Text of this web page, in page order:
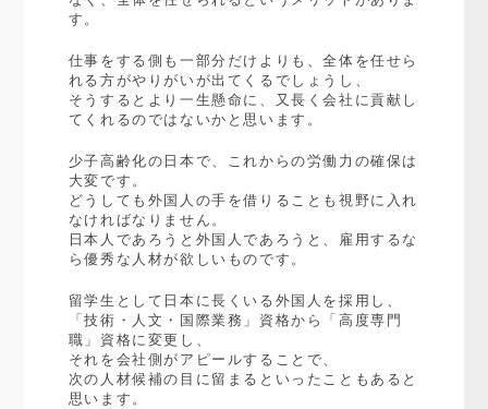
す。
仕事をする側も一部分だけよりも、全体を任せら
れる方がやりがいが出てくるでしょうし、
そうするとより一生懸命に、又長く会社に貢献し
てくれるのではないかと思います。
少子高齢化の日本で、これからの労働力の確保は
大変です。
どうしても外国人の手を借りることも視野に入れ
なければなりません。
日本人であろうと外国人であろうと、雇用するな
ら優秀な人材が欲しいものです。
留学生として日本に長くいる外国人を採用し、
「技術・人文・国際業務」資格から「高度専門
職」資格に変更し、
それを会社側がアピールすることで、
次の人材候補の目に留まるといったこともあると
思います。